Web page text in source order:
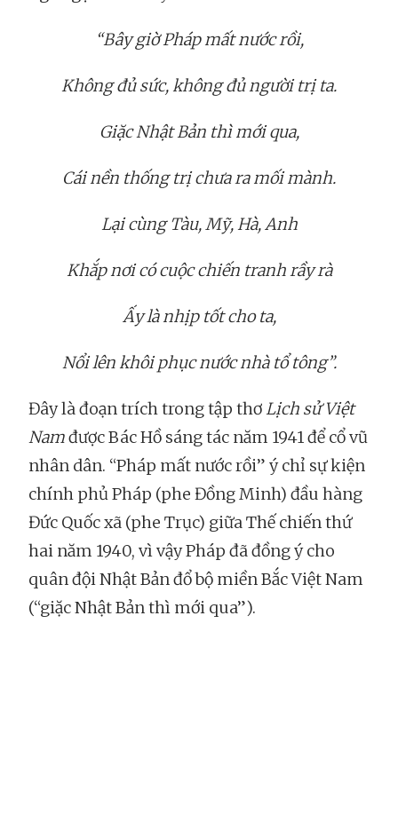
“Bây giờ Pháp mất nước rồi,
Không đủ sức, không đủ người trị ta.
Giặc Nhật Bản thì mới qua,
Cái nền thống trị chưa ra mối mành.
Lại cùng Tàu, Mỹ, Hà, Anh
Khắp nơi có cuộc chiến tranh rầy rà
Ấy là nhịp tốt cho ta,
Nổi lên khôi phục nước nhà tổ tông”.
Đây là đoạn trích trong tập thơLịch sử Việt
Namđược Bác Hồ sáng tác năm 1941 để cổ vũ
nhân dân. “Pháp mất nước rồi” ý chỉ sự kiện
chính phủ Pháp (phe Đồng Minh) đầu hàng
Đức Quốc xã (phe Trục) giữa Thế chiến thứ
hai năm 1940, vì vậy Pháp đã đồng ý cho
quân đội Nhật Bản đổ bộ miền Bắc Việt Nam
(“giặc Nhật Bản thì mới qua”).